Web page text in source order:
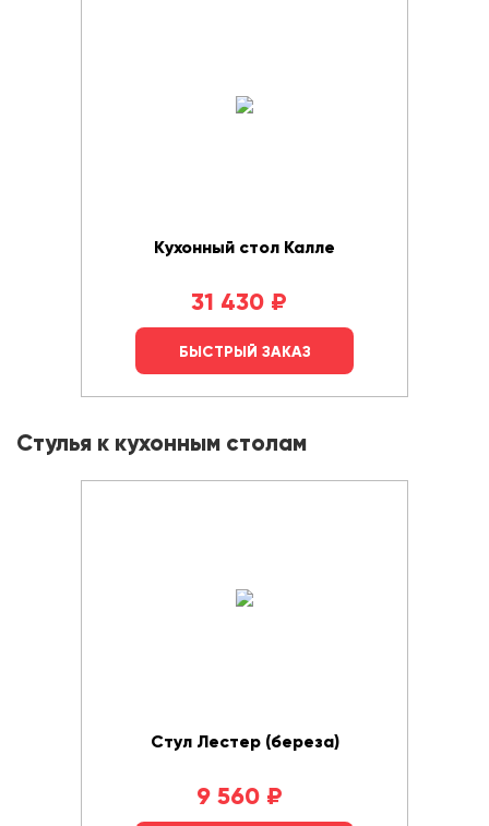
Кухонный стол Калле
31 430 ₽
БЫСТРЫЙ ЗАКАЗ
Стулья к кухонным столам
Стул Лестер (береза)
9 560 ₽